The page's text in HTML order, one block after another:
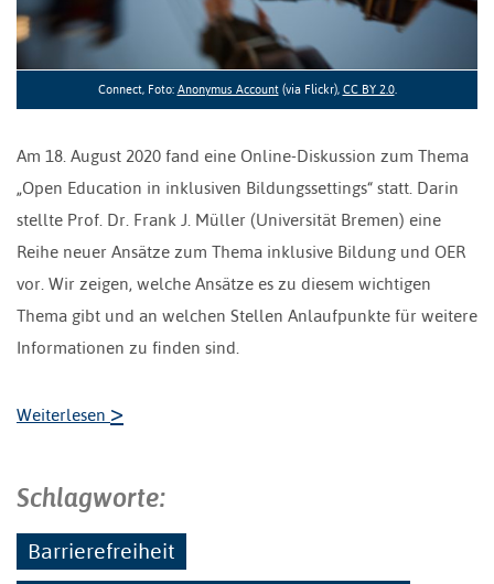
Connect, Foto: Anonymus Account(via Flickr), CC BY 2.0.
Am 18. August 2020 fand eine Online-Diskussion zum Thema
„Open Education in inklusiven Bildungssettings“ statt. Darin
stellte Prof. Dr. Frank J. Müller (Universität Bremen) eine
Reihe neuer Ansätze zum Thema inklusive Bildung und OER
vor. Wir zeigen, welche Ansätze es zu diesem wichtigen
Thema gibt und an welchen Stellen Anlaufpunkte für weitere
Informationen zu finden sind.
Weiterlesen >
Schlagworte:
Barrierefreiheit